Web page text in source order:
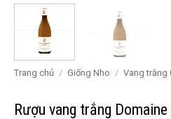
Trang chủ / Giống Nho / Vang trắng
Rượu vang trắng